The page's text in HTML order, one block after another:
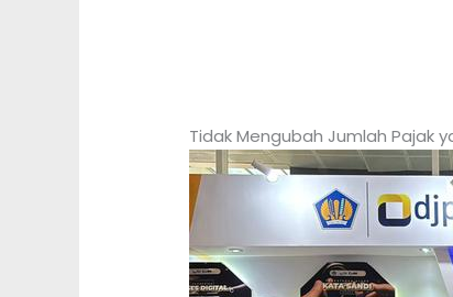
Tidak Mengubah Jumlah Pajak